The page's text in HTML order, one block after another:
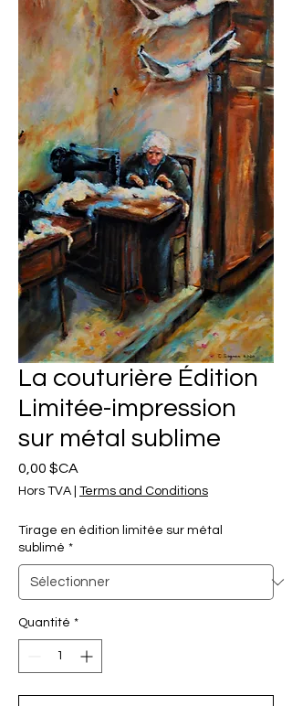
La couturière Édition
Limitée-impression
sur métal sublime
0,00 $CA
Hors TVA Terms and Conditions
Tirage en édition limitée sur métal
sublimé *
Quantité *